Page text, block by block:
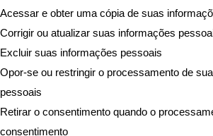
Acessar e obter uma cópia de suas
Corrigir ou atualizar suas informações
Excluir suas informações pessoais
Opor-se ou restringir o processamento de
pessoais
Retirar o consentimento quando o
consentimento